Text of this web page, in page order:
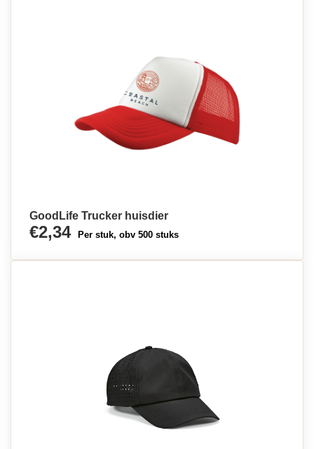
GoodLife Trucker huisdier
€2,34 Per stuk, obv 500 stuks